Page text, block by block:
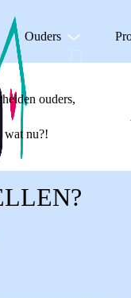
Ouders
ouders,
wat nu?!